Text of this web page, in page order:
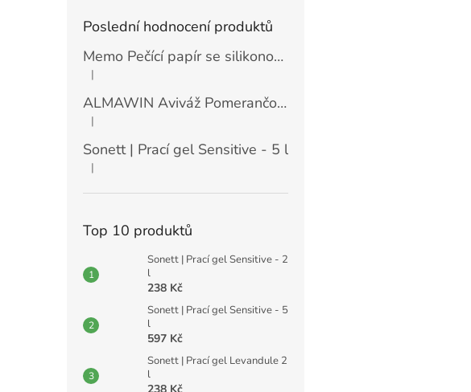
Poslední hodnocení produktů
Memo Pečící papír se silikonovou vrstvou (30 ks)
Hodnocení produktu je 5 z 5 hvězdiček.
|
ALMAWIN Aviváž Pomerančový květ 750 ml
Hodnocení produktu je 5 z 5 hvězdiček.
|
Sonett | Prací gel Sensitive - 5 l
Hodnocení produktu je 5 z 5 hvězdiček.
|
Top 10 produktů
Sonett | Prací gel Sensitive - 2
l
238 Kč
Sonett | Prací gel Sensitive - 5
l
597 Kč
Sonett | Prací gel Levandule 2
l